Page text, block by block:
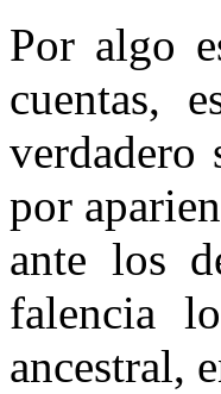
Por algo
cuentas,
verdadero
por
ante los
falencia
ancestral,